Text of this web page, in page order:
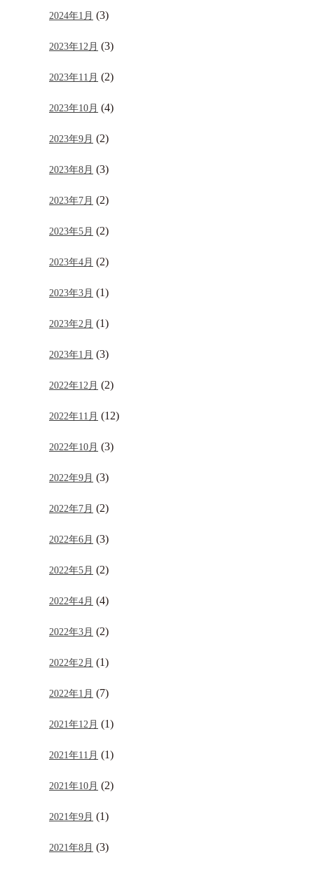
2024年1月 (3)
2023年12月 (3)
2023年11月 (2)
2023年10月 (4)
2023年9月 (2)
2023年8月 (3)
2023年7月 (2)
2023年5月 (2)
2023年4月 (2)
2023年3月 (1)
2023年2月 (1)
2023年1月 (3)
2022年12月 (2)
2022年11月 (12)
2022年10月 (3)
2022年9月 (3)
2022年7月 (2)
2022年6月 (3)
2022年5月 (2)
2022年4月 (4)
2022年3月 (2)
2022年2月 (1)
2022年1月 (7)
2021年12月 (1)
2021年11月 (1)
2021年10月 (2)
2021年9月 (1)
2021年8月 (3)